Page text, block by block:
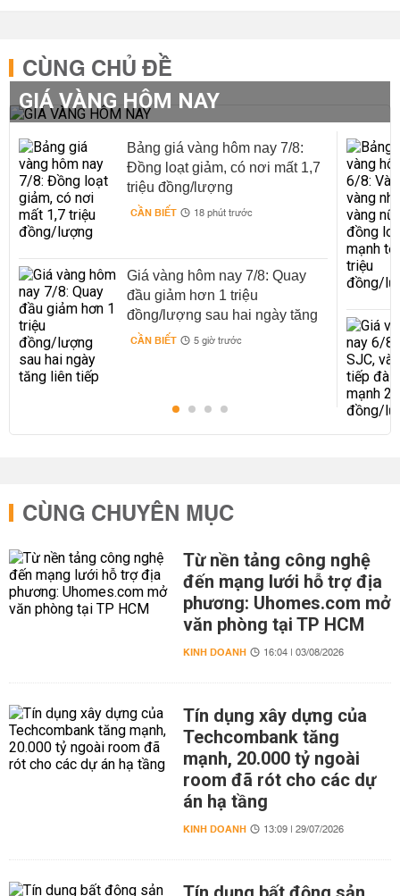
CÙNG CHỦ ĐỀ
GIÁ VÀNG HÔM NAY
Bảng giá vàng hôm nay 7/8:
Đồng loạt giảm, có nơi mất 1,7
triệu đồng/lượng
CẦN BIẾT 18 phút trước
Giá vàng hôm nay 7/8: Quay
đầu giảm hơn 1 triệu
đồng/lượng sau hai ngày tăng
liên tiếp
CẦN BIẾT 5 giờ trước
CÙNG CHUYÊN MỤC
Từ nền tảng công nghệ
đến mạng lưới hỗ trợ địa
phương: Uhomes.com mở
văn phòng tại TP HCM
KINH DOANH 16:04 | 03/08/2026
Tín dụng xây dựng của
Techcombank tăng
mạnh, 20.000 tỷ ngoài
room đã rót cho các dự
án hạ tầng
KINH DOANH 13:09 | 29/07/2026